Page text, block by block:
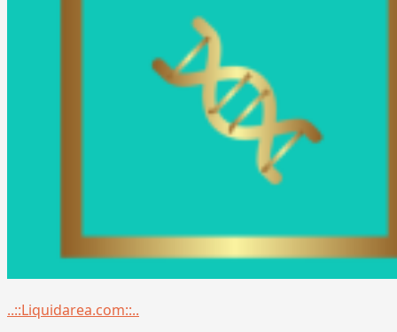
Menu
..::Liquidarea.com::..